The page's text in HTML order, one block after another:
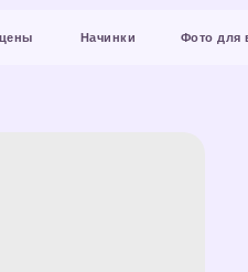
Фото для вдохновения
Начинки